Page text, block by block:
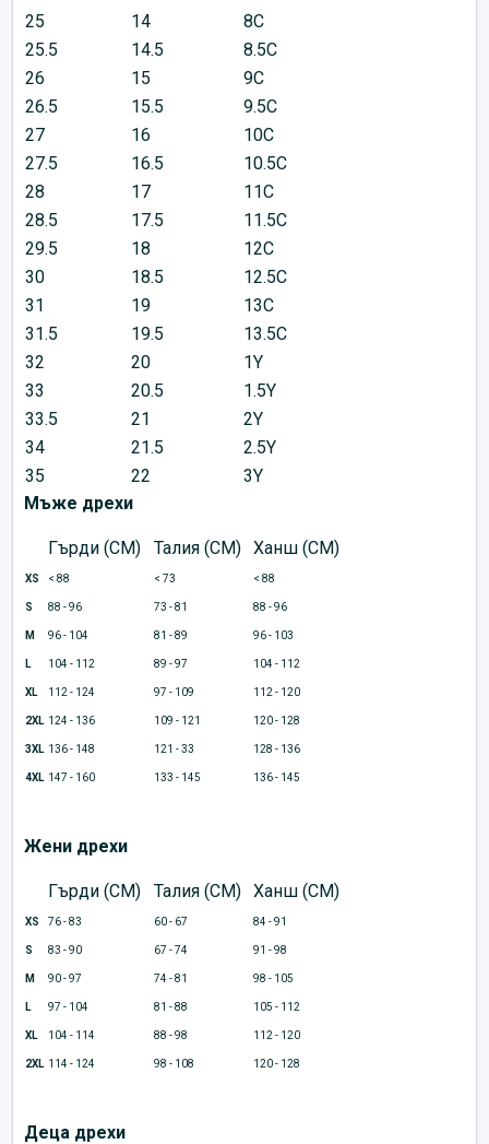
25
14
8C
25.5
14.5
8.5C
26
15
9C
26.5
15.5
9.5C
27
16
10C
27.5
16.5
10.5C
28
17
11C
28.5
17.5
11.5C
29.5
18
12C
30
18.5
12.5C
31
19
13C
31.5
19.5
13.5C
32
20
1Y
33
20.5
1.5Y
33.5
21
2Y
34
21.5
2.5Y
35
22
3Y
Мъже дрехи
Гърди (CM) Талия (CM) Ханш (CM)
XS < 88 < 73 < 88
S 88 - 96 73 - 81 88 - 96
M 96 - 104 81 - 89 96 - 103
L 104 - 112 89 - 97 104 - 112
XL 112 - 124 97 - 109 112 - 120
2XL 124 - 136 109 - 121 120 - 128
3XL 136 - 148 121 - 33 128 - 136
4XL 147 - 160 133 - 145 136 - 145
Жени дрехи
Гърди (CM) Талия (CM) Ханш (CM)
XS 76 - 83 60 - 67 84 - 91
S 83 - 90 67 - 74 91 - 98
M 90 - 97 74 - 81 98 - 105
L 97 - 104 81 - 88 105 - 112
XL 104 - 114 88 - 98 112 - 120
2XL 114 - 124 98 - 108 120 - 128
Деца дрехи